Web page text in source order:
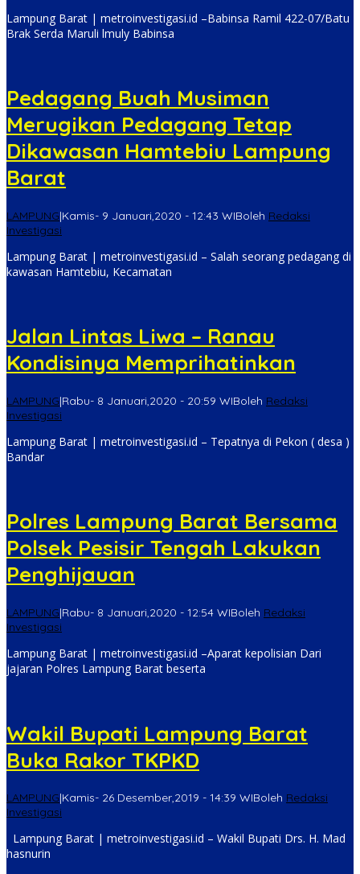
Lampung Barat | metroinvestigasi.id –Babinsa Ramil 422-07/Batu
Brak Serda Maruli lmuly Babinsa
Pedagang Buah Musiman
Merugikan Pedagang Tetap
Dikawasan Hamtebiu Lampung
Barat
LAMPUNG|Kamis- 9 Januari,2020 - 12:43 WIBoleh Redaksi
Investigasi
Lampung Barat | metroinvestigasi.id – Salah seorang pedagang di
kawasan Hamtebiu, Kecamatan
Jalan Lintas Liwa – Ranau
Kondisinya Memprihatinkan
LAMPUNG|Rabu- 8 Januari,2020 - 20:59 WIBoleh Redaksi
Investigasi
Lampung Barat | metroinvestigasi.id – Tepatnya di Pekon ( desa )
Bandar
Polres Lampung Barat Bersama
Polsek Pesisir Tengah Lakukan
Penghijauan
LAMPUNG|Rabu- 8 Januari,2020 - 12:54 WIBoleh Redaksi
Investigasi
Lampung Barat | metroinvestigasi.id –Aparat kepolisian Dari
jajaran Polres Lampung Barat beserta
Wakil Bupati Lampung Barat
Buka Rakor TKPKD
LAMPUNG|Kamis- 26 Desember,2019 - 14:39 WIBoleh Redaksi
Investigasi
Lampung Barat | metroinvestigasi.id – Wakil Bupati Drs. H. Mad
hasnurin